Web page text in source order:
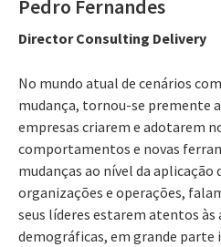
Pedro Fernandes
Director Consulting Delivery
No mundo atual de cenários
mudança, tornou-se premente a
empresas criarem e adotarem
comportamentos e novas
mudanças ao nível da aplicação
organizações e operações,
seus líderes estarem atentos
demográficas, em grande parte